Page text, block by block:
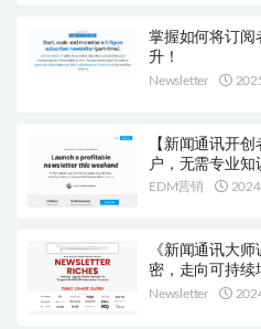
掌握如何将订阅
升！
Newsletter
【新闻通讯开
户，无需专业
盈利！
EDM营销
《新闻通讯大
密，走向可持续
Newsletter